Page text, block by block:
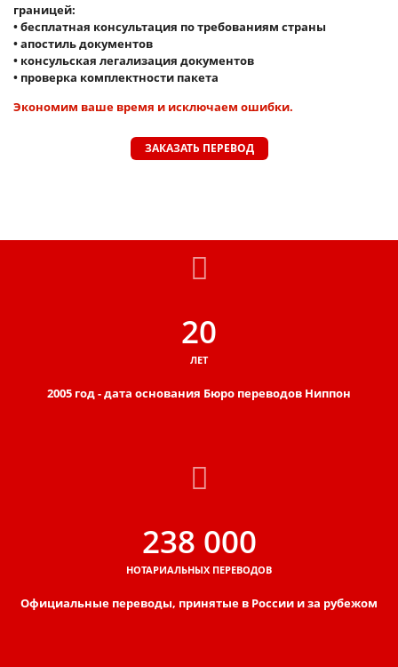
границей:
• бесплатная консультация по требованиям страны
• апостиль документов
• консульская легализация документов
• проверка комплектности пакета
Экономим ваше время и исключаем ошибки.
ЗАКАЗАТЬ ПЕРЕВОД
20
ЛЕТ
2005 год - дата основания Бюро переводов Ниппон
238 000
НОТАРИАЛЬНЫХ ПЕРЕВОДОВ
Официальные переводы, принятые в России и за рубежом